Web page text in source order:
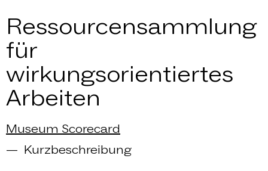
Ressourcensammlung
für
wirkungsorientiertes
Arbeiten
Museum Scorecard
Kurzbeschreibung